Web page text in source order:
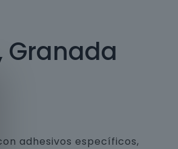
Granada
adhesivos específicos,